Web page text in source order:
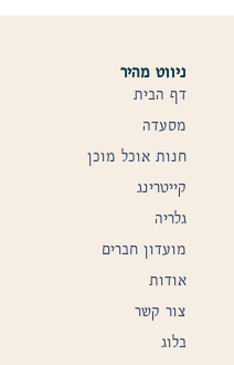
ניווט מהיר
דף הבית
מסעדה
חנות אוכל מוכן
קייטרינג
גלריה
מועדון חברים
אודות
צור קשר
בלוג